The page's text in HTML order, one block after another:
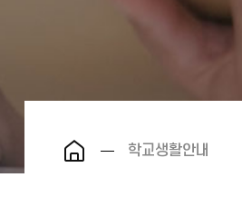
학교생활안내